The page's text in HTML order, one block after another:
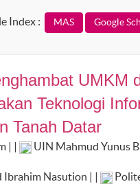
Index :
UMKM
Teknologi
Tanah Datar
| |
UIN Mahmud Yunus
Ibrahim Nasution | |